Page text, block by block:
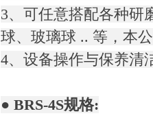
3、可任意搭配各种研
球、玻璃球 .. 等，本
4、设备操作与保养清
● BRS-4S规格: